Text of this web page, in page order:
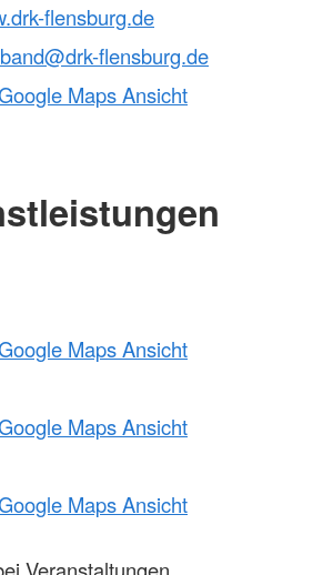
flensburg.de
flensburg.de
Maps Ansicht
Maps Ansicht
Maps Ansicht
Maps Ansicht